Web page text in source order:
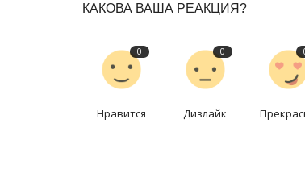
КАКОВА ВАША РЕАКЦИЯ?
0
Нравится
0
Дизлайк
История одного путешествия